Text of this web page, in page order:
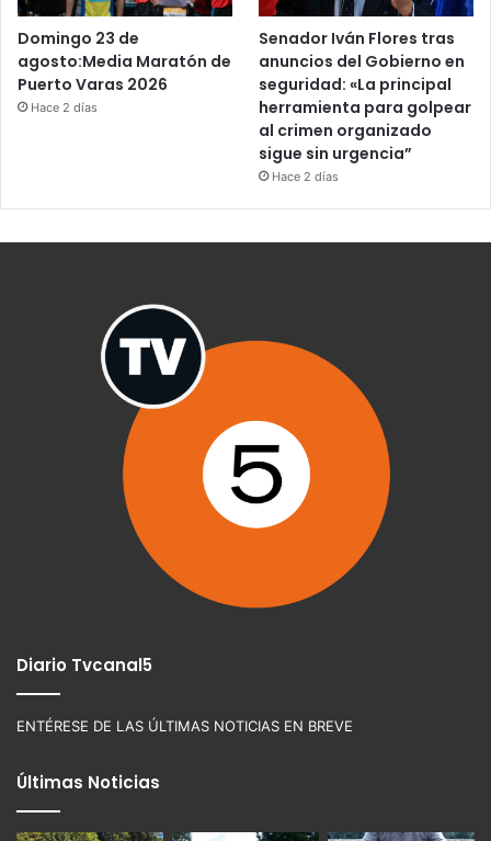
Domingo 23 de
agosto:Media Maratón de
Puerto Varas 2026
Hace 2 días
Senador Iván Flores tras
anuncios del Gobierno en
seguridad: «La principal
herramienta para golpear
al crimen organizado
sigue sin urgencia”
Hace 2 días
Diario Tvcanal5
ENTÉRESE DE LAS ÚLTIMAS NOTICIAS EN BREVE
Últimas Noticias